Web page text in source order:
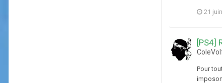
21
[PS4]
Pour